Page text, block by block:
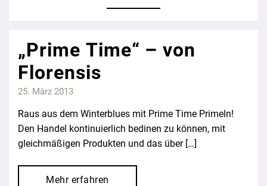
„Prime Time“ – von
Florensis
25. März 2013
Raus aus dem Winterblues mit Prime Time Primeln!
Den Handel kontinuierlich bedinen zu können, mit
gleichmäßigen Produkten und das über […]
Mehr erfahren